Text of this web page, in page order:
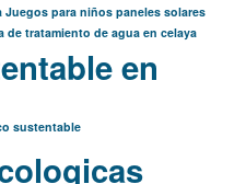
Juegos para niños paneles solares
de tratamiento de agua en celaya
en
sustentable